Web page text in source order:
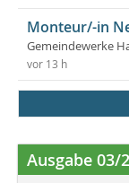
Monteur/-in
Gemeindewerke
vor 13 h
Ausgabe 03/